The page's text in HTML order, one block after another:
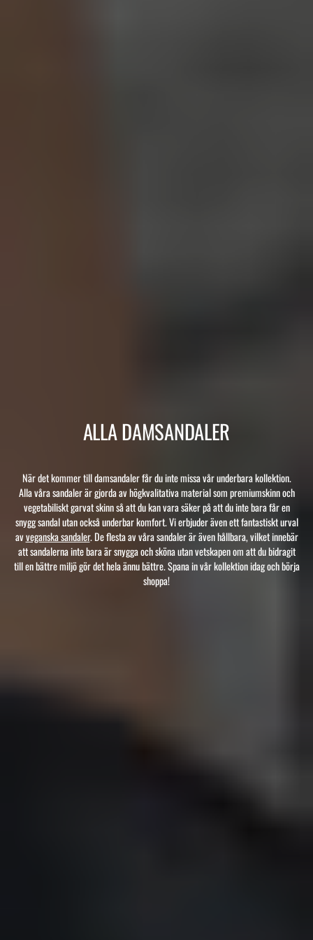
ALLA DAMSANDALER
När det kommer till damsandaler får du inte missa vår underbara kollektion.
Alla våra sandaler är gjorda av högkvalitativa material som premiumskinn och
vegetabiliskt garvat skinn så att du kan vara säker på att du inte bara får en
snygg sandal utan också underbar komfort. Vi erbjuder även ett fantastiskt urval
avveganska sandaler. De flesta av våra sandaler är även hållbara, vilket innebär
att sandalerna inte bara är snygga och sköna utan vetskapen om att du bidragit
till en bättre miljö gör det hela ännu bättre. Spana in vår kollektion idag och börja
shoppa!